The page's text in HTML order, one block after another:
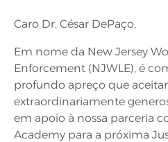
Caro Dr. César DePaço,
Em nome da New Jersey
Enforcement (NJWLE), é
profundo apreço que
extraordinariamente
em apoio à nossa parceria
Academy para a próxima